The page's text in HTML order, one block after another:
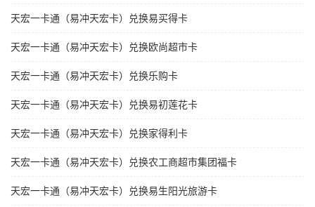
天宏一卡通（易冲天宏卡）兑换易买得卡
天宏一卡通（易冲天宏卡）兑换欧尚超市卡
天宏一卡通（易冲天宏卡）兑换乐购卡
天宏一卡通（易冲天宏卡）兑换易初莲花卡
天宏一卡通（易冲天宏卡）兑换家得利卡
天宏一卡通（易冲天宏卡）兑换农工商超市集团福卡
天宏一卡通（易冲天宏卡）兑换易生阳光旅游卡